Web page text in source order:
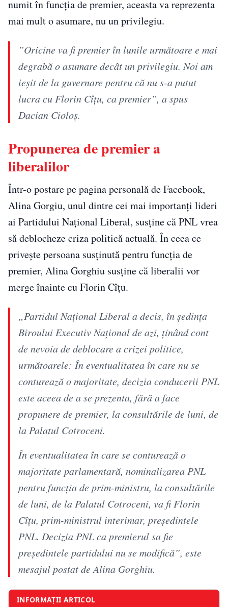
numit în funcția de premier, aceasta va reprezenta
mai mult o asumare, nu un privilegiu.
”Oricine va fi premier în lunile următoare e mai
degrabă o asumare decât un privilegiu. Noi am
ieșit de la guvernare pentru că nu s-a putut
lucra cu Florin Cîțu, ca premier”, a spus
Dacian Cioloș.
Propunerea de premier a
liberalilor
Într-o postare pe pagina personală de Facebook,
Alina Gorgiu, unul dintre cei mai importanți lideri
ai Partidului Național Liberal, susține că PNL vrea
să deblocheze criza politică actuală. În ceea ce
privește persoana susținută pentru funcția de
premier, Alina Gorghiu susține că liberalii vor
merge înainte cu Florin Cîțu.
„Partidul Național Liberal a decis, în ședința
Biroului Executiv Național de azi, ținând cont
de nevoia de deblocare a crizei politice,
următoarele: În eventualitatea în care nu se
conturează o majoritate, decizia conducerii PNL
este aceea de a se prezenta, fără a face
propunere de premier, la consultările de luni, de
la Palatul Cotroceni.
În eventualitatea în care se conturează o
majoritate parlamentară, nominalizarea PNL
pentru funcția de prim-ministru, la consultările
de luni, de la Palatul Cotroceni, va fi Florin
Cîțu, prim-ministrul interimar, președintele
PNL. Decizia PNL ca premierul sa fie
președintele partidului nu se modifică”, este
mesajul postat de Alina Gorghiu.
INFORMAȚII ARTICOL